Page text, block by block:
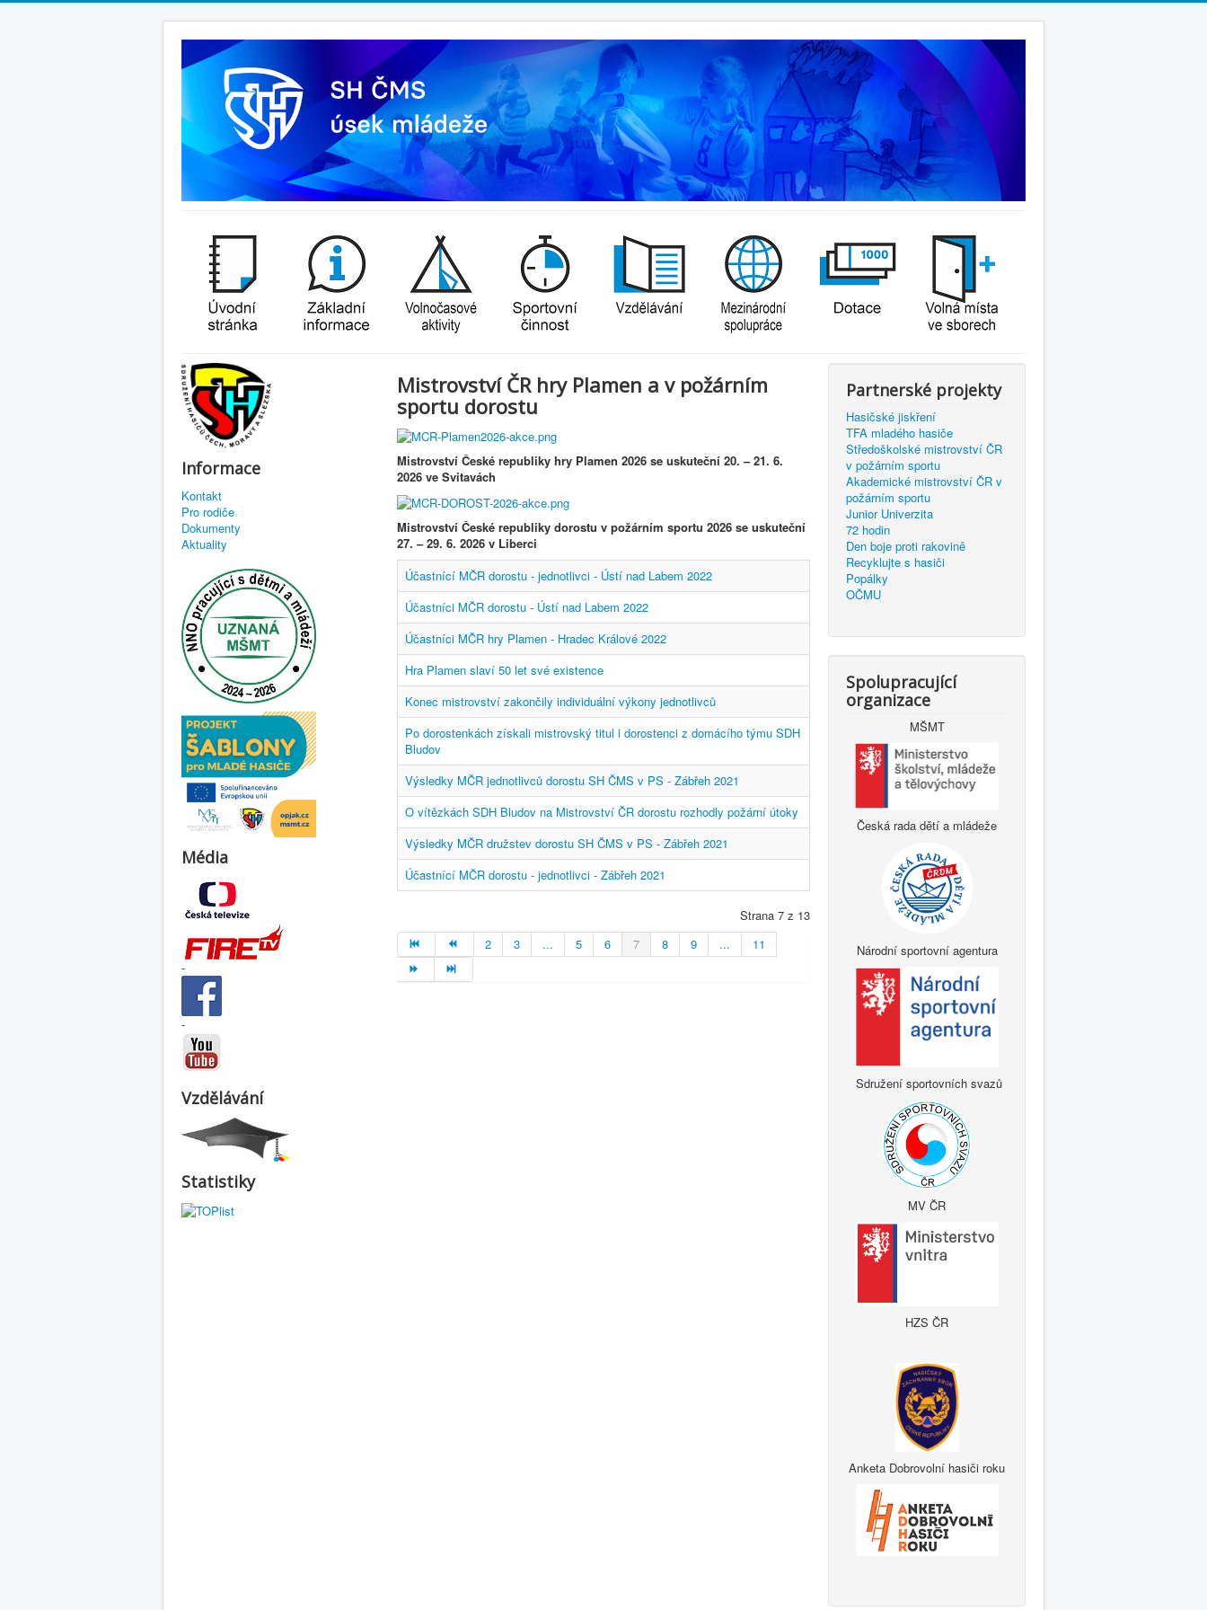
Informace
Kontakt
Pro rodiče
Dokumenty
Aktuality
Média
-
-
Vzdělávání
Statistiky
Mistrovství ČR hry Plamen a v požárním
sportu dorostu
Mistrovství České republiky hry Plamen 2026 se uskuteční 20.– 21. 6.
2026 ve Svitavách
Mistrovství České republiky dorostu v požárním sportu 2026 se uskuteční
27. – 29. 6. 2026 v Liberci
Účastnící MČR dorostu - jednotlivci - Ústí nad Labem 2022
Účastníci MČR dorostu - Ústí nad Labem 2022
Účastníci MČR hry Plamen - Hradec Králové 2022
Hra Plamen slaví 50 let své existence
Konec mistrovství zakončily individuální výkony jednotlivců
Po dorostenkách získali mistrovský titul i dorostenci z domácího týmu SDH
Bludov
Výsledky MČR jednotlivců dorostu SH ČMS v PS - Zábřeh 2021
O vítězkách SDH Bludov na Mistrovství ČR dorostu rozhodly požární útoky
Výsledky MČR družstev dorostu SH ČMS v PS - Zábřeh 2021
Účastnící MČR dorostu - jednotlivci - Zábřeh 2021
Strana 7 z 13
2
3 ... 5 6 7 8 9 ... 11
Partnerské projekty
Hasičské jiskření
TFA mladého hasiče
Středoškolské mistrovství ČR
v požárním sportu
Akademické mistrovství ČR v
požárním sportu
Junior Univerzita
72 hodin
Den boje proti rakovině
Recyklujte s hasiči
Popálky
OČMU
Spolupracující
organizace
MŠMT
Česká rada dětí a mládeže
Národní sportovní agentura
Sdružení sportovních svazů
MV ČR
HZS ČR
Anketa Dobrovolní hasiči roku